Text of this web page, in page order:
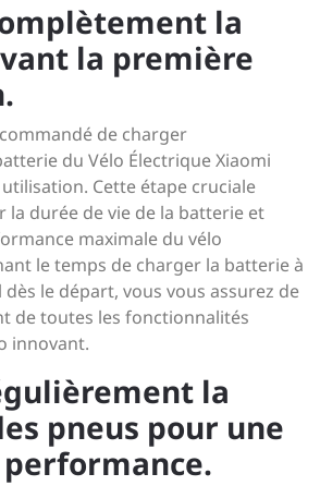
la
la première
de charger
du Vélo Électrique Xiaomi
Cette étape cruciale
la durée de vie de la batterie et
maximale du vélo
le temps de charger la batterie à
le départ, vous vous assurez de
de toutes les fonctionnalités
innovant.
la
pneus pour une